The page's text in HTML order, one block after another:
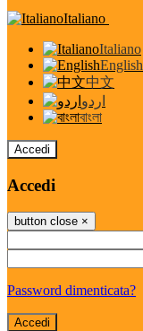
Italiano
Italiano
English
中文
اردو
বাংলা
Accedi
Accedi
button close ×
Password dimenticata?